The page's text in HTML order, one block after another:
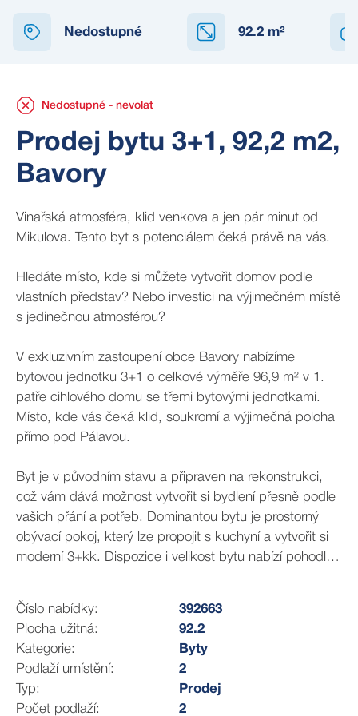
Nedostupné 92.2 m²
Nedostupné - nevolat
Prodej bytu 3+1, 92,2 m2,
Bavory
Vinařská atmosféra, klid venkova a jen pár minut od
Mikulova. Tento byt s potenciálem čeká právě na vás.
Hledáte místo, kde si můžete vytvořit domov podle
vlastních představ? Nebo investici na výjimečném místě
s jedinečnou atmosférou?
V exkluzivním zastoupení obce Bavory nabízíme
bytovou jednotku 3+1 o celkové výměře 96,9 m² v 1.
patře cihlového domu se třemi bytovými jednotkami.
Místo, kde vás čeká klid, soukromí a výjimečná poloha
přímo pod Pálavou.
Byt je v původním stavu a připraven na rekonstrukci,
což vám dává možnost vytvořit si bydlení přesně podle
vašich přání a potřeb. Dominantou bytu je prostorný
obývací pokoj, který lze propojit s kuchyní a vytvořit si
moderní 3+kk. Dispozice i velikost bytu nabízí pohodlné
dostatek prostoru.
Základní informace
• Dispozice: 3+1
• Užitná plocha bytu: 92,2 m²
• Sklep: 4,7 m²
Číslo nabídky:
392663
Plocha užitná:
92.2
Kategorie:
Byty
Podlaží umístění:
2
Typ:
Prodej
Počet podlaží:
2